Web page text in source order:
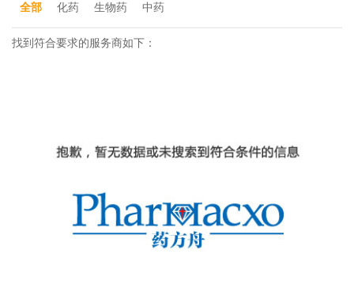
全部 化药 生物药 中药
找到符合要求的服务商如下：